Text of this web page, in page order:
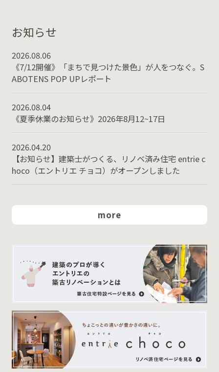
お知らせ
2026.08.06
《7/12開催》「まちで見つけた景色」が人をつなぐ。S
ABOTENS POP UPレポート
2026.08.04
《夏季休業のお知らせ》2026年8月12~17日
2026.04.20
【お知らせ】建築士がつくる、リノベ済み住宅 entrie c
hoco（エントリエ チョコ）がオープンしました
more